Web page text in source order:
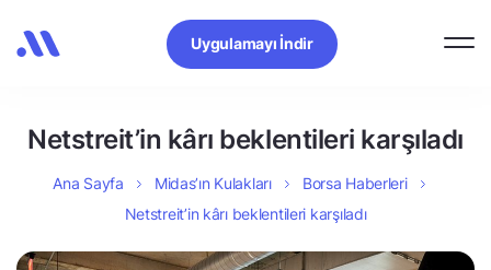
Uygulamayı İndir
Netstreit’in kârı beklentileri karşıladı
Ana Sayfa Midas’ın Kulakları
Borsa Haberleri
Netstreit’in kârı beklentileri karşıladı